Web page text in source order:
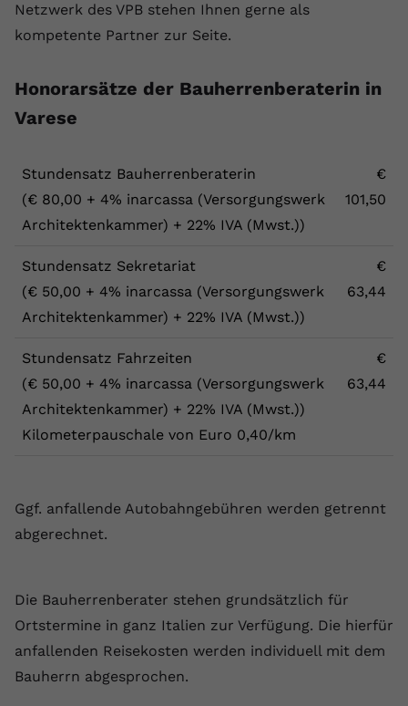
Netzwerk des VPB stehen Ihnen gerne als
kompetente Partner zur Seite.
Honorarsätze der Bauherrenberaterin in
Varese
Stundensatz Bauherrenberaterin
(€ 80,00 + 4% inarcassa (Versorgungswerk
Architektenkammer) + 22% IVA (Mwst.))
€
101,50
Stundensatz Sekretariat
(€ 50,00 + 4% inarcassa (Versorgungswerk
Architektenkammer) + 22% IVA (Mwst.))
€
63,44
Stundensatz Fahrzeiten
(€ 50,00 + 4% inarcassa (Versorgungswerk
Architektenkammer) + 22% IVA (Mwst.))
Kilometerpauschale von Euro 0,40/km
€
63,44
Ggf. anfallende Autobahngebühren werden getrennt
abgerechnet.
Die Bauherrenberater stehen grundsätzlich für
Ortstermine in ganz Italien zur Verfügung. Die hierfür
anfallenden Reisekosten werden individuell mit dem
Bauherrn abgesprochen.